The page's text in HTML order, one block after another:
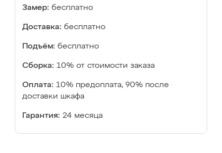
Замер: бесплатно
Доставка: бесплатно
Подъём: бесплатно
Сборка: 10% от стоимости заказа
Оплата: 10% предоплата, 90% после
доставки шкафа
Гарантия: 24 месяца